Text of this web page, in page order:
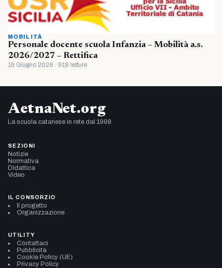
MOBILITÀ
Personale docente scuola Infanzia – Mobilità a.s.
2026/2027 – Rettifica
16 Giugno 2026 · 918 letture
AetnaNet.org
La scuola catanese in rete dal 1998
SEZIONI
Notizie
Normativa
Didattica
Video
IL CONSORZIO
Il progetto
Organizzazione
UTILITY
Contattaci
Pubblicità
Cookie Policy (UE)
Privacy Policy